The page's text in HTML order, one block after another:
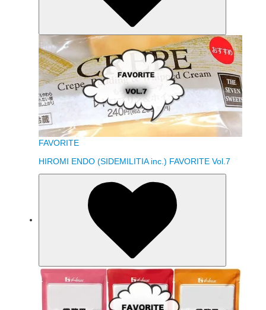
FAVORITE
HIROMI ENDO (SIDEMILITIA inc.) FAVORITE Vol.7